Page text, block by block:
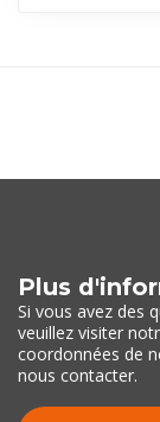
Plus
Si vous avez des
veuillez visiter
coordonnées de
nous contacter.